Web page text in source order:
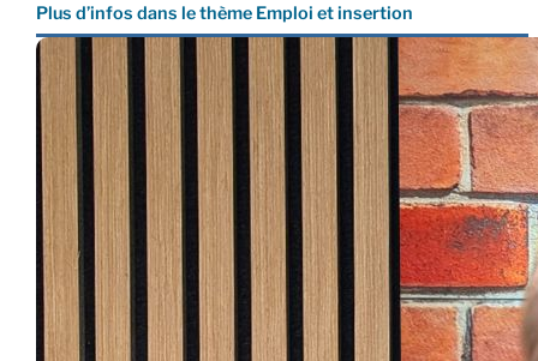
Plus d’infos dans le thème Emploi et insertion